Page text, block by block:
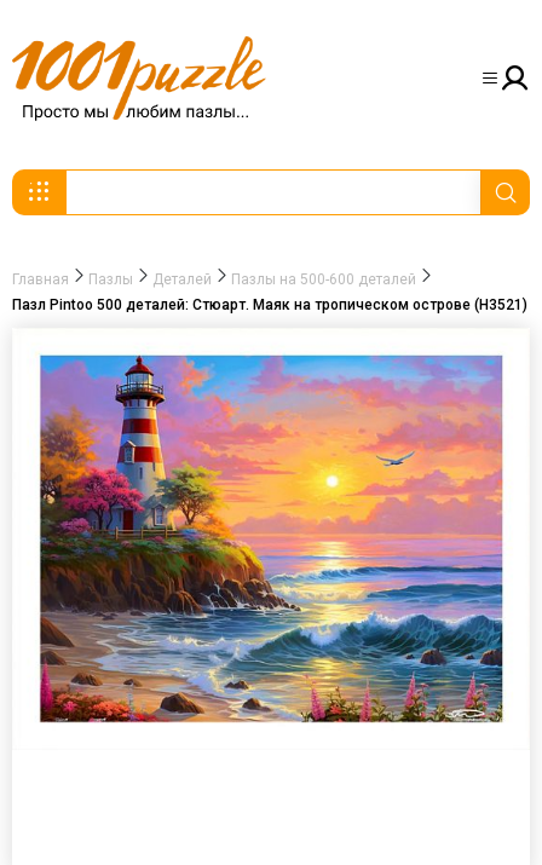
Главная Пазлы Деталей
Пазлы на 500-600 деталей
Пазл Pintoo 500 деталей: Стюарт. Маяк на тропическом острове (H3521)